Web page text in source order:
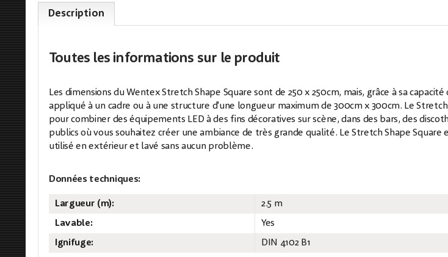
Description
Toutes les informations sur le produit
Les dimensions du Wentex Stretch Shape Square sont de 250 x 250cm, mais, grâce à sa
appliqué à un cadre ou à une structure d'une longueur maximum de 300cm x 300cm. Le
pour combiner des équipements LED à des fins décoratives sur scène, dans des bars, des
publics où vous souhaitez créer une ambiance de très grande qualité. Le Stretch Shape
utilisé en extérieur et lavé sans aucun problème.
Données techniques:
Largueur (m):
2.5 m
Lavable:
Yes
Ignifuge:
DIN 4102 B1